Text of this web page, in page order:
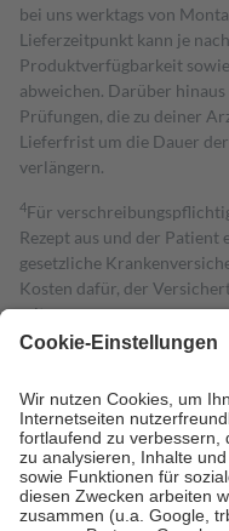
bei uns werktags von
Lieferzeitpunkt kann je
Produktverfügbarkeit
abweichen. Darüber
Prüfungen, die zu deiner
Lieferfrist um die Dauer
verlängern.
4Für
Rezept aus und der
gesetzliche
Kosten dafür, der
mit.
Grundsätzlich leisten
höchstens zehn Euro.
Es
Kosten der Leistung zu
Diese Regeln gelten
Bei Heilmitteln und
Zuzahlung zehn Prozent
Verordnung.